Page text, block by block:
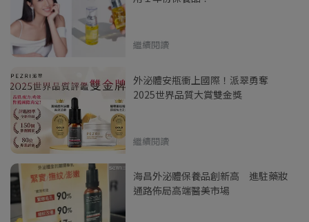
繼續閱讀
外泌體安瓶衝上國際！派翠勇奪
2025世界品質大賞雙金獎
繼續閱讀
海昌外泌體保養品創新高 進駐藥妝
通路佈局高端醫美市場